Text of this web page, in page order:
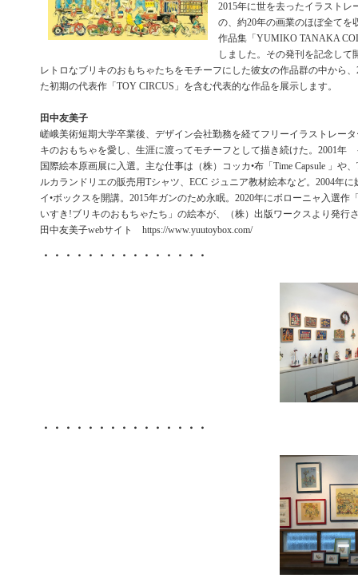
2015年に世を去ったイラストレ
の、約20年の画業のほぼ全てを
作品集「YUMIKO TANAKA
しました。その発刊を記念して
レトロなブリキのおもちゃたちをモチーフにした彼女の作品群の中から
た初期の代表作「TOY CIRCUS」を含む代表的な作品を展示します。
田中友美子
嵯峨美術短期大学卒業後、デザイン会社勤務を経てフリーイラストレー
キのおもちゃを愛し、生涯に渡ってモチーフとして描き続けた。2001年
国際絵本原画展に入選。主な仕事は（株）コッカ•布「Time Capsule 」や
ルカランドリエの販売用Tシャツ、ECC ジュニア教材絵本など。2004年
イ•ボックスを開講。2015年ガンのため永眠。2020年にボローニャ入選作
いすき!ブリキのおもちゃたち」の絵本が、（株）出版ワークスより発行
田中友美子webサイト https://www.yuutoybox.com/
・・・・・・・・・・・・・・・
・・・・・・・・・・・・・・・